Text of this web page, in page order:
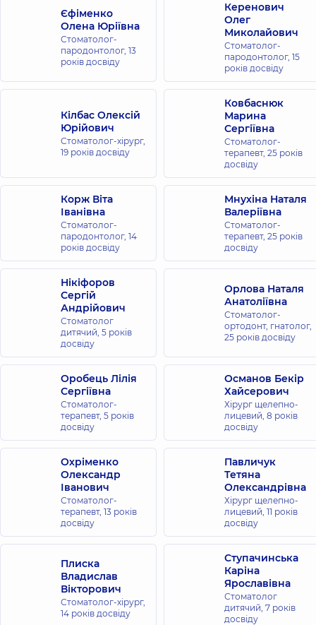
Єфіменко
Олена Юріївна
Стоматолог-
пародонтолог, 13
років досвіду
Керенович
Олег
Миколайович
Стоматолог-
пародонтолог, 15
років досвіду
Кілбас Олексій
Юрійович
Стоматолог-хірург,
19 років досвіду
Ковбаснюк
Марина
Сергіївна
Стоматолог-
терапевт, 25 років
досвіду
Корж Віта
Іванівна
Стоматолог-
пародонтолог, 14
років досвіду
Мнухіна Наталя
Валеріївна
Стоматолог-
терапевт, 25 років
досвіду
Нікіфоров
Сергій
Андрійович
Стоматолог
дитячий, 5 років
досвіду
Орлова Наталя
Анатоліївна
Стоматолог-
ортодонт, гнатолог,
25 років досвіду
Оробець Лілія
Сергіївна
Стоматолог-
терапевт, 5 років
досвіду
Османов Бекір
Хайсерович
Хірург щелепно-
лицевий, 8 років
досвіду
Охріменко
Олександр
Іванович
Стоматолог-
терапевт, 13 років
досвіду
Павличук
Тетяна
Олександрівна
Хірург щелепно-
лицевий, 11 років
досвіду
Плиска
Владислав
Вікторович
Стоматолог-хірург,
14 років досвіду
Ступачинська
Каріна
Ярославівна
Стоматолог
дитячий, 7 років
досвіду